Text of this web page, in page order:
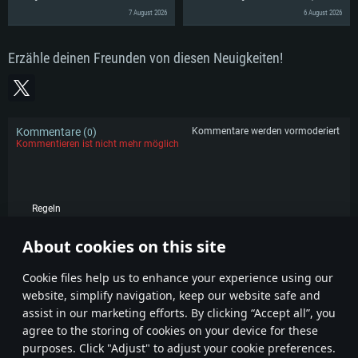
About cookies on this site
Сookie files help us to enhance your experience using our
website, simplify navigation, keep our website safe and
assist in our marketing efforts. By clicking “Accept all”, you
agree to the storing of cookies on your device for these
purposes. Click "Adjust" to adjust your cookie preferences.
7 August 2026
6 August 2026
Erzähle deinen Freunden von diesen Neuigkeiten!
Kommentare (0)
Kommentare werden vormoderiert
Kommentieren ist nicht mehr möglich
Regeln